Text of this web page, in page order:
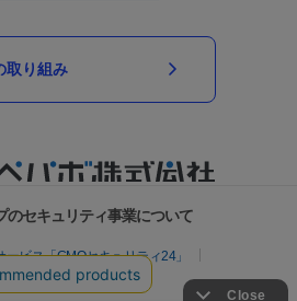
取り組み
のセキュリティ事業について
ビス「GMOセキュリティ24」
トリスク診断